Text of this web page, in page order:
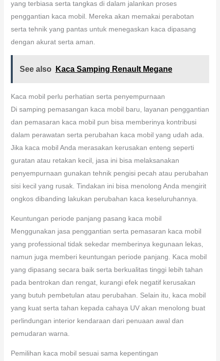
yang terbiasa serta tangkas di dalam jalankan proses
penggantian kaca mobil. Mereka akan memakai perabotan
serta tehnik yang pantas untuk menegaskan kaca dipasang
dengan akurat serta aman.
See also Kaca Samping Renault Megane
Kaca mobil perlu perhatian serta penyempurnaan
Di samping pemasangan kaca mobil baru, layanan penggantian
dan pemasaran kaca mobil pun bisa memberinya kontribusi
dalam perawatan serta perubahan kaca mobil yang udah ada.
Jika kaca mobil Anda merasakan kerusakan enteng seperti
guratan atau retakan kecil, jasa ini bisa melaksanakan
penyempurnaan gunakan tehnik pengisi pecah atau perubahan
sisi kecil yang rusak. Tindakan ini bisa menolong Anda mengirit
ongkos dibanding lakukan perubahan kaca keseluruhannya.
Keuntungan periode panjang pasang kaca mobil
Menggunakan jasa penggantian serta pemasaran kaca mobil
yang professional tidak sekedar memberinya kegunaan lekas,
namun juga memberi keuntungan periode panjang. Kaca mobil
yang dipasang secara baik serta berkualitas tinggi lebih tahan
pada bentrokan dan rengat, kurangi efek negatif kerusakan
yang butuh pembetulan atau perubahan. Selain itu, kaca mobil
yang kuat serta tahan kepada cahaya UV akan menolong buat
perlindungan interior kendaraan dari penuaan awal dan
pemudaran warna.
Pemilihan kaca mobil sesuai sama kepentingan